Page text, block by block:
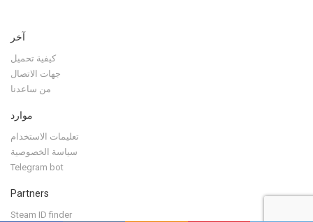
آخر
كيفية تحميل
جهات الاتصال
من ساعدنا
موارد
تعليمات الاستخدام
سياسة الخصوصية
Telegram bot
Partners
Steam ID finder